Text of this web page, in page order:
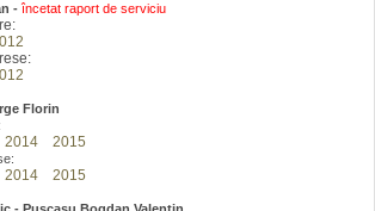
- încetat raport de serviciu
Florin
2014 2015
2014 2015